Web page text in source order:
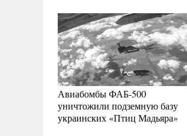
Авиабомбы ФАБ-500
уничтожили подземную базу
украинских «Птиц Мадьяра»